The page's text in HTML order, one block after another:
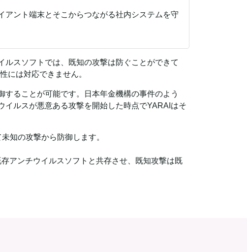
ント端末とそこからつながる社内システムを守
スソフトでは、既知の攻撃は防ぐことができて
には対応できません。
ることが可能です。日本年金機構の事件のよう
ルスが悪意ある攻撃を開始した時点でYARAIはそ
知の攻撃から防御します。
アンチウイルスソフトと共存させ、既知攻撃は既